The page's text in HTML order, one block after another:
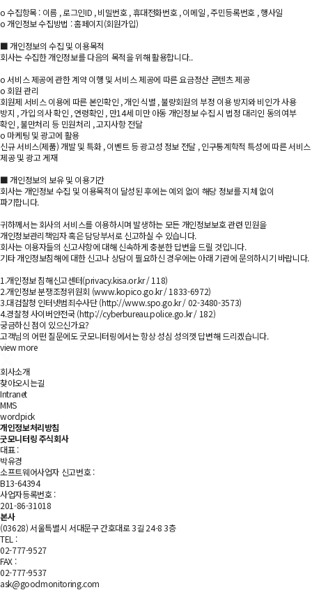
ο 수집항목 : 이름 , 로그인ID , 비밀번호 , 휴대전화번호 , 이메일 , 주민등록번호 , 행사일
ο 개인정보 수집방법 : 홈페이지(회원가입)
■ 개인정보의 수집 및 이용목적
회사는 수집한 개인정보를 다음의 목적을 위해 활용합니다..
ο 서비스 제공에 관한 계약 이행 및 서비스 제공에 따른 요금정산 콘텐츠 제공
ο 회원 관리
회원제 서비스 이용에 따른 본인확인 , 개인 식별 , 불량회원의 부정 이용 방지와 비인가 사용
방지 , 가입 의사 확인 , 연령확인 , 만14세 미만 아동 개인정보 수집 시 법정 대리인 동의여부
확인 , 불만처리 등 민원처리 , 고지사항 전달
ο 마케팅 및 광고에 활용
신규 서비스(제품) 개발 및 특화 , 이벤트 등 광고성 정보 전달 , 인구통계학적 특성에 따른 서비스
제공 및 광고 게재
■ 개인정보의 보유 및 이용기간
회사는 개인정보 수집 및 이용목적이 달성된 후에는 예외 없이 해당 정보를 지체 없이
파기합니다.
귀하께서는 회사의 서비스를 이용하시며 발생하는 모든 개인정보보호 관련 민원을
개인정보관리책임자 혹은 담당부서로 신고하실 수 있습니다.
회사는 이용자들의 신고사항에 대해 신속하게 충분한 답변을 드릴 것입니다.
기타 개인정보침해에 대한 신고나 상담이 필요하신 경우에는 아래 기관에 문의하시기 바랍니다.
1.개인정보 침해신고센터(privacy.kisa.or.kr / 118)
2.개인정보 분쟁조정위원회 (www.kopico.go.kr / 1833-6972)
3.대검찰청 인터넷범죄수사단 (http://www.spo.go.kr / 02-3480-3573)
4.경찰청 사이버안전국 (http://cyberbureau.police.go.kr / 182)
궁금하신 점이 있으신가요?
고객님의 어떤 질문에도 굿모니터링에서는 항상 성심 성의껏 답변해 드리겠습니다.
view more
회사소개
찾아오시는길
Intranet
MMS
wordpick
개인정보처리방침
굿모니터링 주식회사
대표 :
박유경
소프트웨어사업자 신고번호 :
B13-64394
사업자등록번호 :
201-86-31018
본사
(03628) 서울특별시 서대문구 간호대로 3길 24-8 3층
TEL :
02-777-9527
FAX :
02-777-9537
ask@goodmonitoring.com